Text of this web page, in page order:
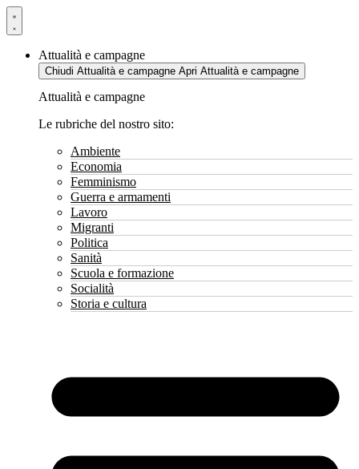
Vai
al
Attualità e campagne
Chiudi Attualità e campagne Apri Attualità e campagne
Attualità e campagne
Le rubriche del nostro sito:
Ambiente
Economia
Femminismo
Guerra e armamenti
Lavoro
Migranti
Politica
Sanità
Scuola e formazione
Socialità
Storia e cultura